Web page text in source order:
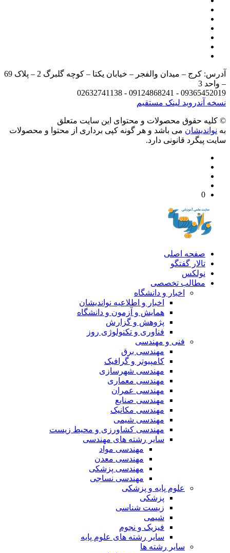
آدرس: کرج – میدان والفجر – خیابان یکتا – کوچه گلبرگ 2 – پلاک 69
3
09365452019 - 09124868241 -
آندرویدلینک مستقیم
حقوق محصولات و محتوای اين سایت متعلق
می باشد و هر گونه کپی برداری از محتوا و محصولات
پیگرد قانونی دارد.
صفحه اصلی
تالار گفتگو
نولکس
مطالب تخصصی
اخبار و دانشگاه
اخبار و اطلاعیه نواندیشان
همایش و آزمون و دانشگاه
پژوهش و گزارش
فناوری و تکنولوژی روز
فنی و مهندسی
مهندسی برق
کامپیوتر و گرافیک
مهندسی شهرسازی
مهندسی معماری
مهندسی عمران
مهندسی صنایع
مهندسی مکانیک
مهندسی شیمی
مهندسی کشاورزی و محیط زیست
سایر رشته های مهندسی
مهندسی مواد
مهندسی معدن
مهندسی پزشکی
مهندسی نساجی
علوم پایه و پزشکی
پزشکی
زیست شناسی
شیمی
فیزیک و نجوم
سایر رشته های علوم پایه
سایر رشته ها